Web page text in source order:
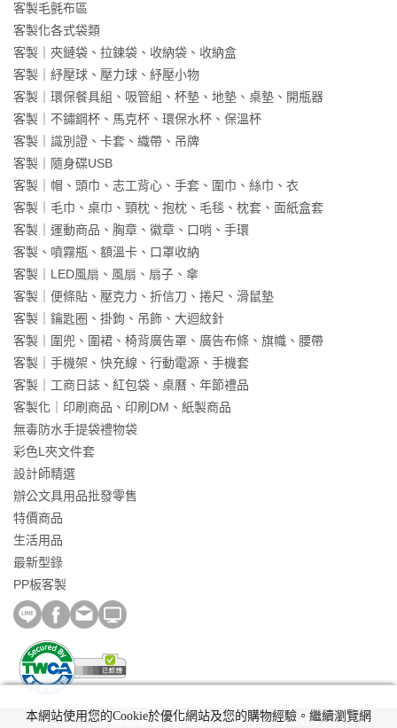
客製毛氈布區
客製化各式袋類
客製｜夾鏈袋、拉鍊袋、收納袋、收納盒
客製｜紓壓球、壓力球、紓壓小物
客製｜環保餐具組、吸管組、杯墊、地墊、桌墊、開瓶器
客製｜不鏽鋼杯、馬克杯、環保水杯、保溫杯
客製｜識別證、卡套、織帶、吊牌
客製｜隨身碟USB
客製｜帽、頭巾、志工背心、手套、圍巾、絲巾、衣
客製｜毛巾、桌巾、頸枕、抱枕、毛毯、枕套、面紙盒套
客製｜運動商品、胸章、徽章、口哨、手環
客製、噴霧瓶、額溫卡、口罩收納
客製｜LED風扇、風扇、扇子、傘
客製｜便條貼、壓克力、折信刀、捲尺、滑鼠墊
客製｜鑰匙圈、掛鉤、吊飾、大迴紋針
客製｜圍兜、圍裙、椅背廣告罩、廣告布條、旗幟、腰帶
客製｜手機架、快充線、行動電源、手機套
客製｜工商日誌、紅包袋、桌曆、年節禮品
客製化｜印刷商品、印刷DM、紙製商品
無毒防水手提袋禮物袋
彩色L夾文件套
設計師精選
辦公文具用品批發零售
特價商品
生活用品
最新型錄
PP板客製
HFPWP超聯捷購物網版權所有 © copyright Reserved.
本網站使用您的Cookie於優化網站及您的購物經驗。繼續瀏覽網